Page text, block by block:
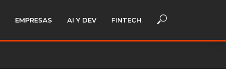
EMPRESAS AI Y DEV FINTECH